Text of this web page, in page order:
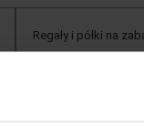
Regały i półki na